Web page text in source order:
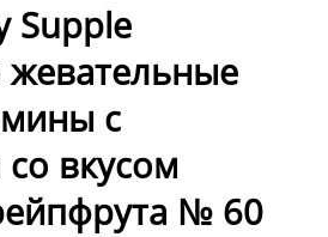
Supple
с
вкусом
№ 60